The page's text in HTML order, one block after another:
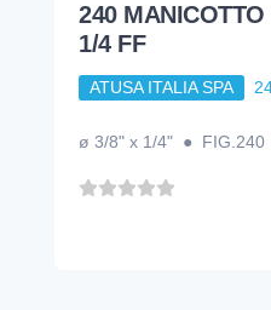
240
1/4 FF
ATUSA ITALIA SPA
ø 3/8" x 1/4" ● FIG.240